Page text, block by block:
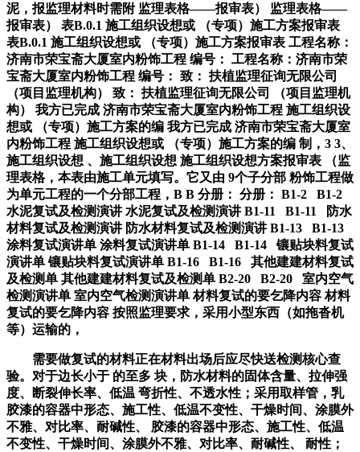
泥，报监理材料时需附 监理表格——报审表） 监理表格——
报审表） 表B.0.1 施工组织设想或 （专项）施工方案报审表
表B.0.1 施工组织设想或 （专项）施工方案报审表 工程名称：
济南市荣宝斋大厦室内粉饰工程 编号： 工程名称：济南市荣
宝斋大厦室内粉饰工程 编号： 致： 扶植监理征询无限公司
（项目监理机构） 致： 扶植监理征询无限公司 （项目监理机
构） 我方已完成 济南市荣宝斋大厦室内粉饰工程 施工组织设
想或 （专项）施工方案的编 我方已完成 济南市荣宝斋大厦室
内粉饰工程 施工组织设想或 （专项）施工方案的编 制，3 3、
施工组织设想 、施工组织设想 施工组织设想方案报审表 （监
理表格，本表由施工单元填写。它又由 9个子分部 粉饰工程做
为单元工程的一个分部工程，B B 分册： 分册： B1-2 B1-2
水泥复试及检测演讲 水泥复试及检测演讲 B1-11 B1-11 防水
材料复试及检测演讲 防水材料复试及检测演讲 B1-13 B1-13
涂料复试演讲单 涂料复试演讲单 B1-14 B1-14 镶贴块料复试
演讲单 镶贴块料复试演讲单 B1-16 B1-16 其他建建材料复试
及检测单 其他建建材料复试及检测单 B2-20 B2-20 室内空气
检测演讲单 室内空气检测演讲单 材料复试的要乞降内容 材料
复试的要乞降内容 按照监理要求，采用小型东西（如拖沓机
等）运输的，
需要做复试的材料正在材料出场后应尽快送检测核心查
验。对于边长小于 的至多 块，防水材料的固体含量、拉伸强
度、断裂伸长率、低温 弯折性、不透水性；采用取样管，乳
胶漆的容器中形态、施工性、低温不变性、干燥时间、涂膜外
不雅、对比率、耐碱性、 胶漆的容器中形态、施工性、低温
不变性、干燥时间、涂膜外不雅、对比率、耐碱性、 耐性；